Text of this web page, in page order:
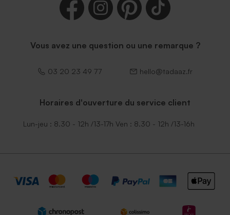
Vous avez une question ou une remarque ?
03 20 23 49 77 hello@tadaaz.fr
Horaires d'ouverture du service client
Lun-jeu : 8.30 - 12h /13-17h Ven : 8.30 - 12h /13-16h